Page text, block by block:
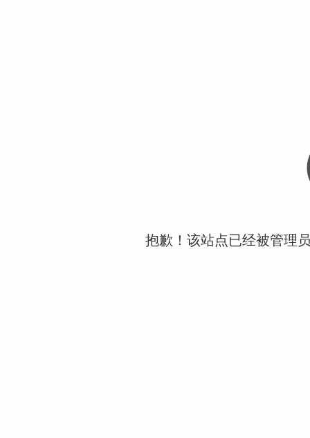
抱歉！该站点已经被管理